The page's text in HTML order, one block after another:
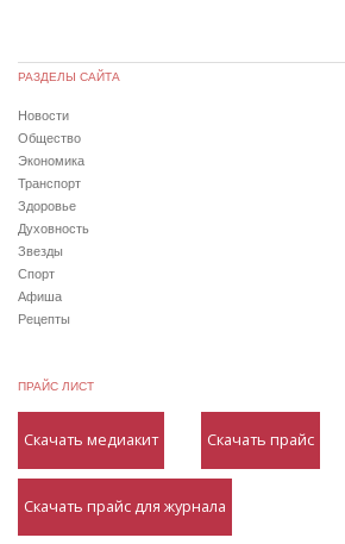
РАЗДЕЛЫ САЙТА
Новости
Общество
Экономика
Транспорт
Здоровье
Духовность
Звезды
Спорт
Афиша
Рецепты
ПРАЙС ЛИСТ
Скачать медиакит Скачать прайс
Скачать прайс для журнала